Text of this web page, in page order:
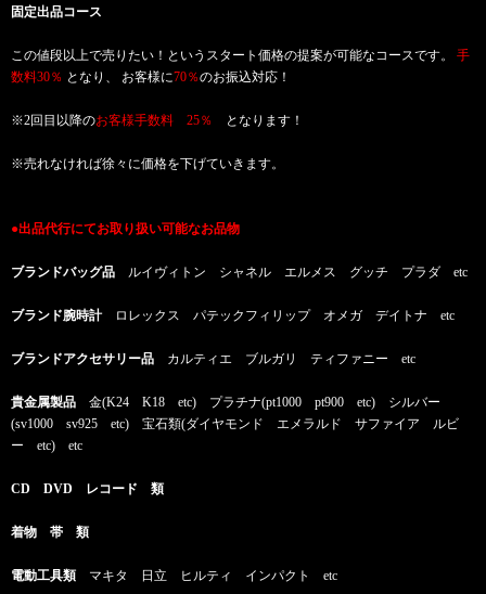
固定出品コース
この値段以上で売りたい！というスタート価格の提案が可能なコースです。 手
数料30％ となり、 お客様に70％のお振込対応！
※2回目以降のお客様手数料 25％ となります！
※売れなければ徐々に価格を下げていきます。
●出品代行にてお取り扱い可能なお品物
ブランドバッグ品 ルイヴィトン シャネル エルメス グッチ プラダ etc
ブランド腕時計ロレックス パテックフィリップ オメガ デイトナ etc
ブランドアクセサリー品 カルティエ ブルガリ ティファニー etc
貴金属製品 金(K24 K18 etc) プラチナ(pt1000 pt900 etc) シルバー
(sv1000 sv925 etc) 宝石類(ダイヤモンド エメラルド サファイア ルビ
ー etc) etc
CD DVD レコード 類
着物 帯 類
電動工具類 マキタ 日立 ヒルティ インパクト etc